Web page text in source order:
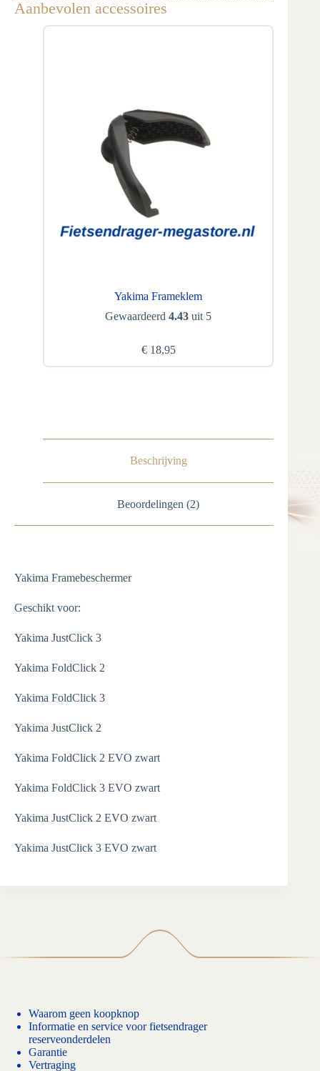
Yakima Frameklem
Gewaardeerd4.43 uit 5
€18,95
Beschrijving
Beoordelingen (2)
Yakima Framebeschermer
Geschikt voor:
Yakima JustClick 3
Yakima FoldClick 2
Yakima FoldClick 3
Yakima JustClick 2
Yakima FoldClick 2 EVO zwart
Yakima FoldClick 3 EVO zwart
Yakima JustClick 2 EVO zwart
Yakima JustClick 3 EVO zwart
Waarom geen koopknop
Informatie en service voor fietsendrager
reserveonderdelen
Garantie
Vertraging